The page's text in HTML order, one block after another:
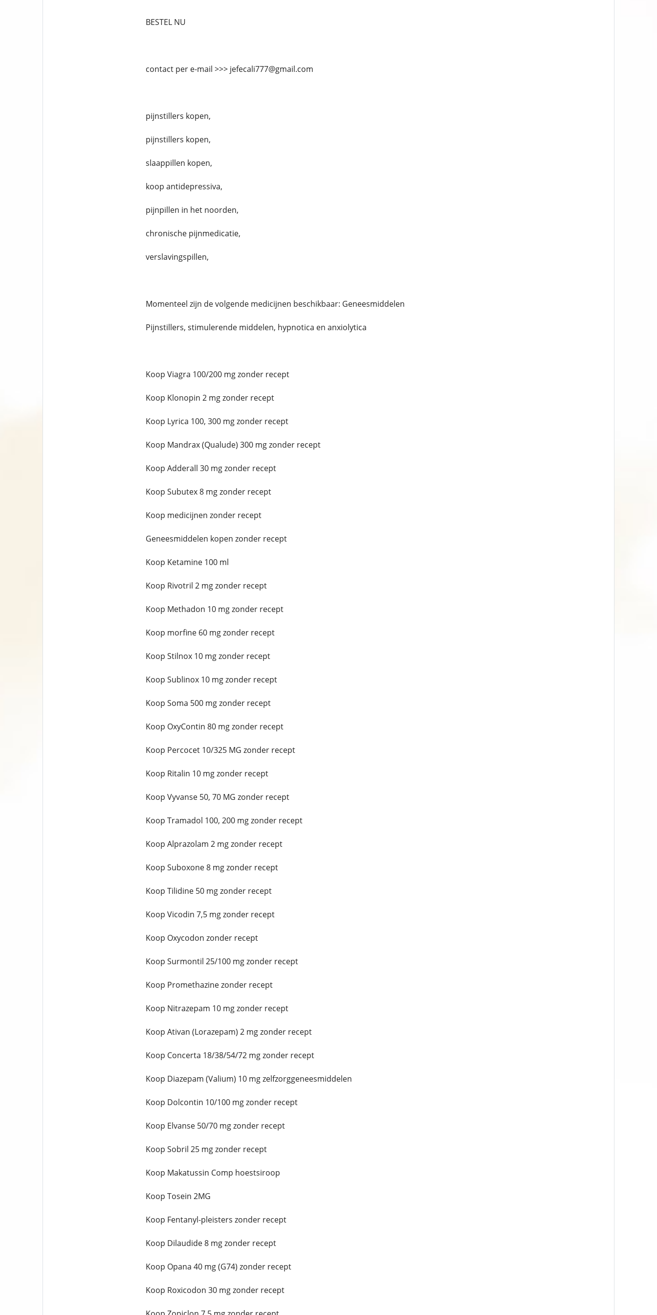
BESTEL NU
contact per e-mail >>> jefecali777@gmail.com
pijnstillers kopen,
pijnstillers kopen,
slaappillen kopen,
koop antidepressiva,
pijnpillen in het noorden,
chronische pijnmedicatie,
verslavingspillen,
Momenteel zijn de volgende medicijnen beschikbaar: Geneesmiddelen
Pijnstillers, stimulerende middelen, hypnotica en anxiolytica
Koop Viagra 100/200 mg zonder recept
Koop Klonopin 2 mg zonder recept
Koop Lyrica 100, 300 mg zonder recept
Koop Mandrax (Qualude) 300 mg zonder recept
Koop Adderall 30 mg zonder recept
Koop Subutex 8 mg zonder recept
Koop medicijnen zonder recept
Geneesmiddelen kopen zonder recept
Koop Ketamine 100 ml
Koop Rivotril 2 mg zonder recept
Koop Methadon 10 mg zonder recept
Koop morfine 60 mg zonder recept
Koop Stilnox 10 mg zonder recept
Koop Sublinox 10 mg zonder recept
Koop Soma 500 mg zonder recept
Koop OxyContin 80 mg zonder recept
Koop Percocet 10/325 MG zonder recept
Koop Ritalin 10 mg zonder recept
Koop Vyvanse 50, 70 MG zonder recept
Koop Tramadol 100, 200 mg zonder recept
Koop Alprazolam 2 mg zonder recept
Koop Suboxone 8 mg zonder recept
Koop Tilidine 50 mg zonder recept
Koop Vicodin 7,5 mg zonder recept
Koop Oxycodon zonder recept
Koop Surmontil 25/100 mg zonder recept
Koop Promethazine zonder recept
Koop Nitrazepam 10 mg zonder recept
Koop Ativan (Lorazepam) 2 mg zonder recept
Koop Concerta 18/38/54/72 mg zonder recept
Koop Diazepam (Valium) 10 mg zelfzorggeneesmiddelen
Koop Dolcontin 10/100 mg zonder recept
Koop Elvanse 50/70 mg zonder recept
Koop Sobril 25 mg zonder recept
Koop Makatussin Comp hoestsiroop
Koop Tosein 2MG
Koop Fentanyl-pleisters zonder recept
Koop Dilaudide 8 mg zonder recept
Koop Opana 40 mg (G74) zonder recept
Koop Roxicodon 30 mg zonder recept